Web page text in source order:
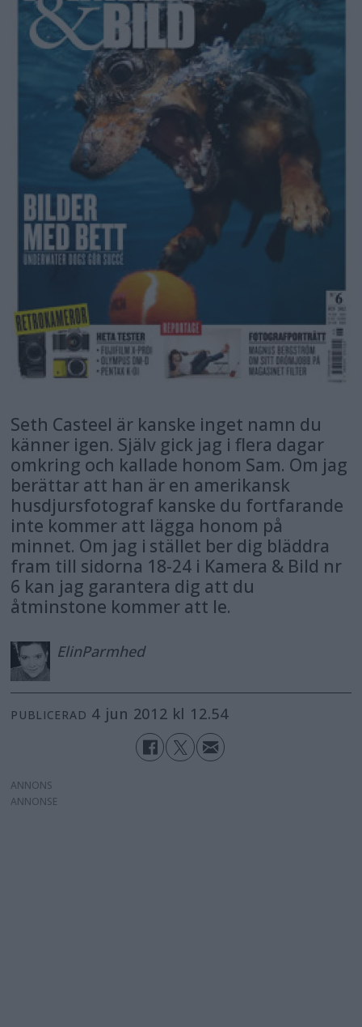
Seth Casteel är kanske inget namn du
känner igen. Själv gick jag i flera dagar
omkring och kallade honom Sam. Om jag
berättar att han är en amerikansk
husdjursfotograf kanske du fortfarande
inte kommer att lägga honom på
minnet. Om jag i stället ber dig bläddra
fram till sidorna 18-24 i Kamera & Bild nr
6 kan jag garantera dig att du
åtminstone kommer att le.
ElinParmhed
PUBLICERAD 4 jun 2012 kl 12.54
ANNONS